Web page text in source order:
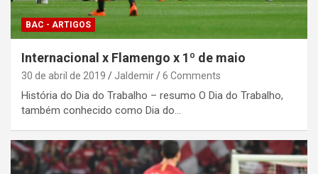
BAC - ARTIGOS
Internacional x Flamengo x 1º de maio
30 de abril de 2019 Jaldemir 6 Comments
História do Dia do Trabalho – resumo O Dia do Trabalho,
também conhecido como Dia do…